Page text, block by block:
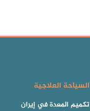
السياحة العلاجية
تكميم المعدة في إيران